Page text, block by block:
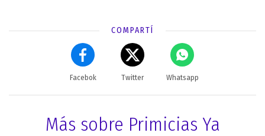
COMPARTÍ
Facebok Twitter Whatsapp
Más sobre Primicias Ya